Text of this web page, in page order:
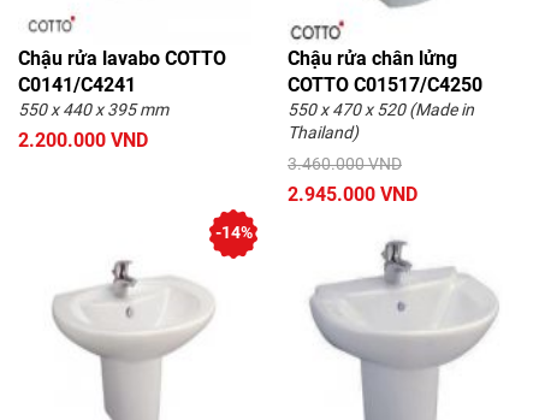
Chậu rửa lavabo COTTO
C0141/C4241
550 x 440 x 395 mm
2.200.000 VND
Chậu rửa chân lửng
COTTO C01517/C4250
550 x 470 x 520 (Made in
Thailand)
3.460.000 VND
2.945.000 VND
-14%